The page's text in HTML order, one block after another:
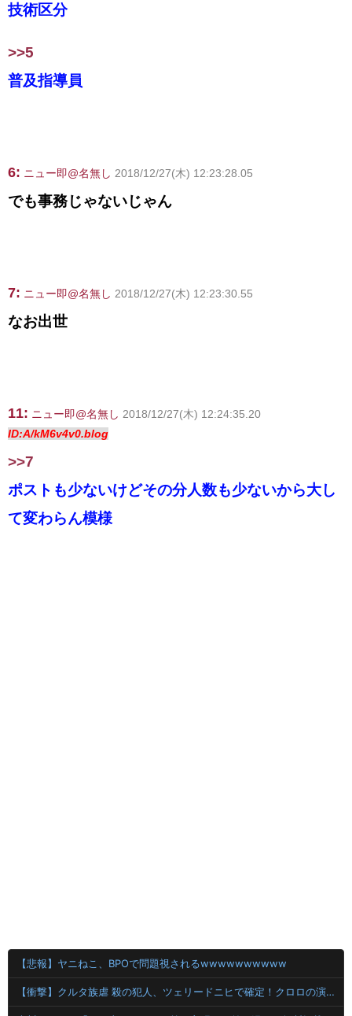
技術区分
>>5
普及指導員
6: ニュー即@名無し 2018/12/27(木) 12:23:28.05
でも事務じゃないじゃん
7: ニュー即@名無し 2018/12/27(木) 12:23:30.55
なお出世
11: ニュー即@名無し 2018/12/27(木) 12:24:35.20
ID:A/kM6v4v0.blog
>>7
ポストも少ないけどその分人数も少ないから大し
て変わらん模様
【悲報】ヤニねこ、BPOで問題視されるwwwwwwwwww
【衝撃】クルタ族虐 殺の犯人、ツェリードニヒで確定！クロロの演劇のせいで2人も無駄死ににwwww